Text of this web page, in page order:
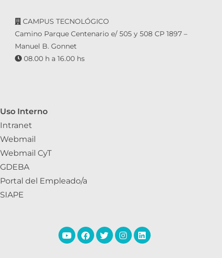
CAMPUS TECNOLÓGICO
Camino Parque Centenario e/ 505 y 508 CP 1897 –
Manuel B. Gonnet
08.00 h a 16.00 hs
Uso Interno
Intranet
Webmail
Webmail CyT
GDEBA
Portal del Empleado/a
SIAPE